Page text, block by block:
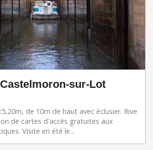
sur-Lot
de 10m de haut avec éclusier. Rive
de cartes d'accès gratuites aux
Visite en été le...